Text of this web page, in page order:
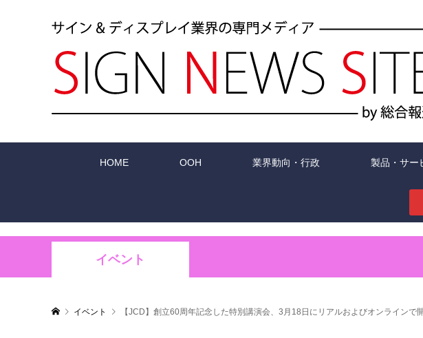
HOME OOH 業界動向・行政 製品・サー
イベント
イベント 【JCD】創立60周年記念した特別講演会、3月18日にリアルおよびオンラインで